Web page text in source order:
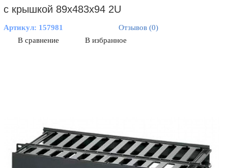
с крышкой 89х483х94 2U
Артикул: 157981
Отзывов (0)
В сравнение
В избранное